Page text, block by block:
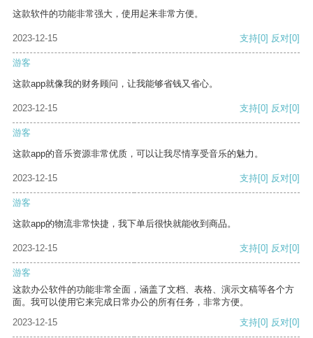
这款软件的功能非常强大，使用起来非常方便。
2023-12-15 支持[0] 反对[0]
游客
这款app就像我的财务顾问，让我能够省钱又省心。
2023-12-15 支持[0] 反对[0]
游客
这款app的音乐资源非常优质，可以让我尽情享受音乐的魅力。
2023-12-15 支持[0] 反对[0]
游客
这款app的物流非常快捷，我下单后很快就能收到商品。
2023-12-15 支持[0] 反对[0]
游客
这款办公软件的功能非常全面，涵盖了文档、表格、演示文稿等各个方
面。我可以使用它来完成日常办公的所有任务，非常方便。
2023-12-15
支持[0] 反对[0]